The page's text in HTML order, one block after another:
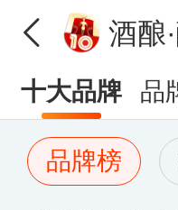
酒酿
十大品牌 品
品牌榜